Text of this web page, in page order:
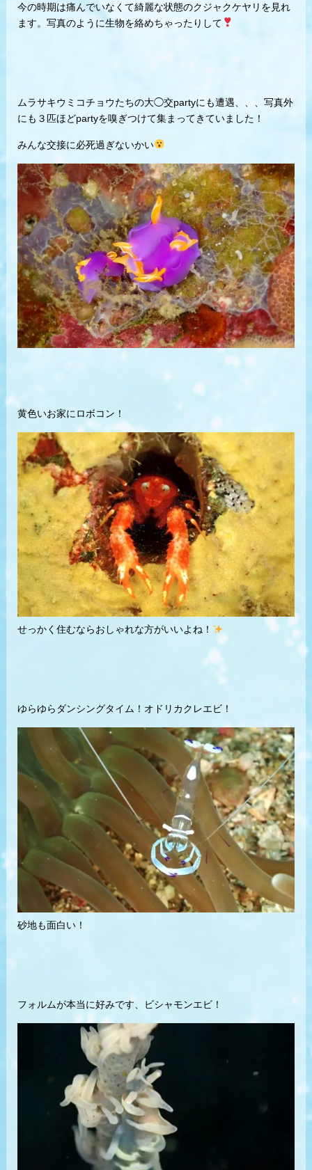
今の時期は痛んでいなくて綺麗な状態のクジャクケヤリを見れ
ます。写真のように生物を絡めちゃったりして
ムラサキウミコチョウたちの大◯交partyにも遭遇、、、写真外
にも３匹ほどpartyを嗅ぎつけて集まってきていました！
みんな交接に必死過ぎないかい
黄色いお家にロボコン！
せっかく住むならおしゃれな方がいいよね！
ゆらゆらダンシングタイム！オドリカクレエビ！
砂地も面白い！
フォルムが本当に好みです、ビシャモンエビ！